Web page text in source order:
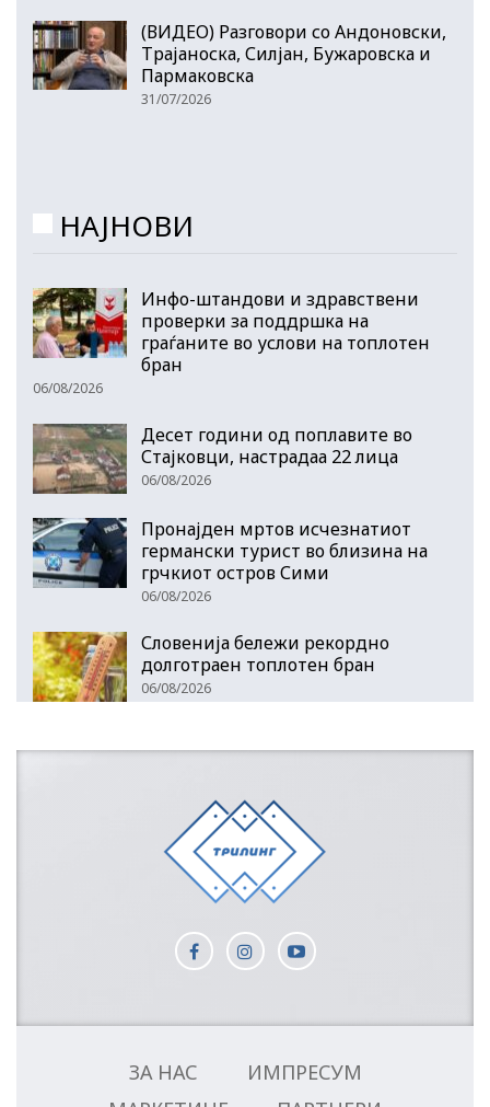
(ВИДЕО) Разговори со Андоновски,
Трајаноска, Силјан, Бужаровска и
Пармаковска
31/07/2026
НАЈНОВИ
Инфо-штандови и здравствени
проверки за поддршка на
граѓаните во услови на топлотен
бран
06/08/2026
Десет години од поплавите во
Стајковци, настрадаа 22 лица
06/08/2026
Пронајден мртов исчезнатиот
германски турист во близина на
грчкиот остров Сими
06/08/2026
Словенија бележи рекордно
долготраен топлотен бран
06/08/2026
ЗА НАС
ИМПРЕСУМ